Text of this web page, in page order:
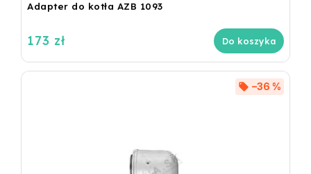
Adapter do kotła AZB 1093
173 zł Do koszyka
–36 %